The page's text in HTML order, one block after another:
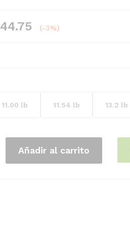
44.75
Rango
$44.75
(-3%)
11.00 lb 11.54 lb 13.2 lb
Añadir al carrito